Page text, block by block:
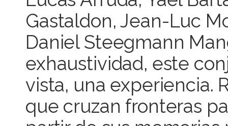
Gastaldon, Jean-Luc
Daniel Steegmann
exhaustividad, este
vista, una experiencia.
que cruzan fronteras